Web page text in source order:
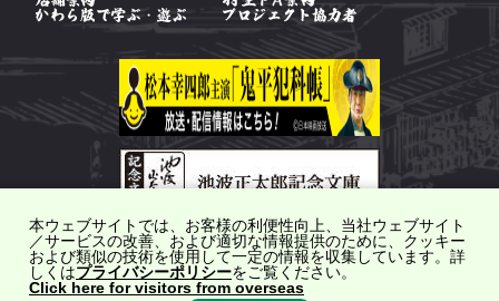
本ウェブサイトでは、お客様の利便性向上、当社ウェブサイト
／サービスの改善、および適切な情報提供のために、クッキー
および類似の技術を使用して一定の情報を収集しています。詳
しくはプライバシーポリシーをご覧ください。
Click here for visitors from overseas